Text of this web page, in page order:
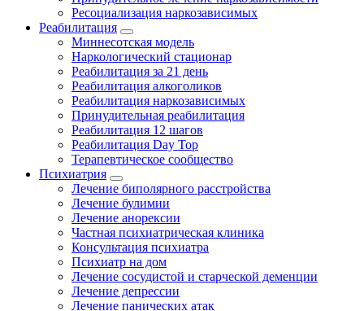
Ресоциализация наркозависимых
Реабилитация
Миннесотская модель
Наркологический стационар
Реабилитация за 21 день
Реабилитация алкоголиков
Реабилитация наркозависимых
Принудительная реабилитация
Реабилитация 12 шагов
Реабилитация Day Top
Терапевтическое сообщество
Психиатрия
Лечение биполярного расстройства
Лечение булимии
Лечение анорексии
Частная психиатрическая клиника
Консультация психиатра
Психиатр на дом
Лечение сосудистой и старческой деменции
Лечение депрессии
Лечение панических атак